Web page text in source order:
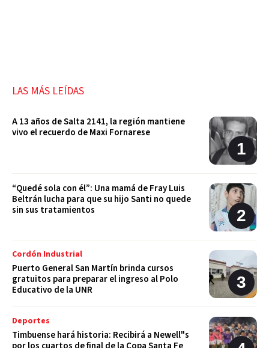
LAS MÁS LEÍDAS
A 13 años de Salta 2141, la región mantiene
vivo el recuerdo de Maxi Fornarese
“Quedé sola con él”: Una mamá de Fray Luis
Beltrán lucha para que su hijo Santi no quede
sin sus tratamientos
Cordón Industrial
Puerto General San Martín brinda cursos
gratuitos para preparar el ingreso al Polo
Educativo de la UNR
Deportes
Timbuense hará historia: Recibirá a Newell"s